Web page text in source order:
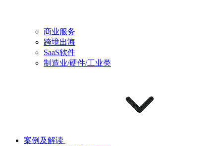
商业服务
跨境出海
SaaS软件
制造业/硬件/工业类
案例及解读